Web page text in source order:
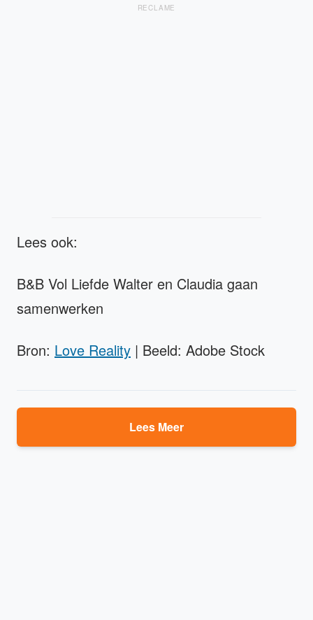
RECLAME
Lees ook:
B&B Vol Liefde Walter en Claudia gaan
samenwerken
Bron: Love Reality | Beeld: Adobe Stock
Lees Meer